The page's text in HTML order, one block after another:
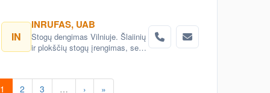
IN
INRUFAS, UAB
Stogų dengimas Vilniuje. Šlaiinių
ir plokščių stogų įrengimas, seno
montavimas Vilnius. stogo
1 2 3 … › »